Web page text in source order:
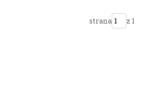
strana z 1